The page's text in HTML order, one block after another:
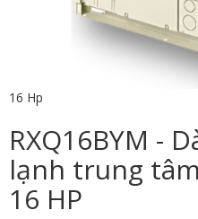
16 Hp
RXQ16BYM -
lạnh trung
16 HP